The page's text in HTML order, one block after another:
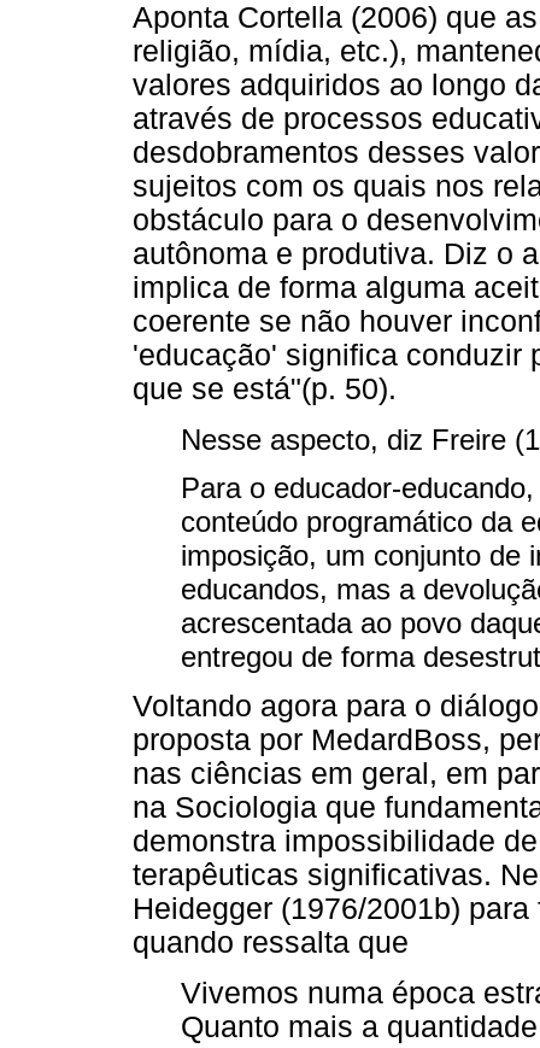
Aponta Cortella (2006) que
religião, mídia, etc.),
valores adquiridos ao longo
através de processos
desdobramentos desses
sujeitos com os quais nos
obstáculo para o
autônoma e produtiva. Diz o
implica de forma alguma
coerente se não houver
'educação' significa conduzir
que se está"(p. 50).
Nesse aspecto, diz Freire
Para o educador-
conteúdo programático da
imposição, um conjunto de
educandos, mas a
acrescentada ao povo
entregou de forma
Voltando agora para o
proposta por MedardBoss,
nas ciências em geral, em
na Sociologia que
demonstra impossibilidade
terapêuticas significativas.
Heidegger (1976/2001b)
quando ressalta que
Vivemos numa época
Quanto mais a